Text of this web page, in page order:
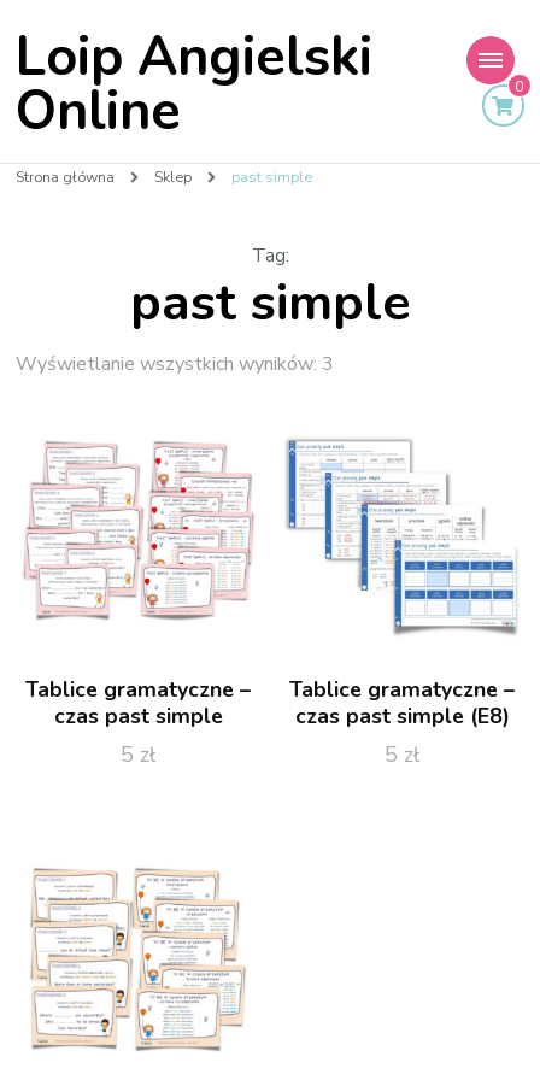
Loip Angielski
Online 0
Strona główna Sklep past simple
Tag:
past simple
Wyświetlanie wszystkich wyników: 3
Tablice gramatyczne –
czas past simple
5 zł
Tablice gramatyczne –
czas past simple (E8)
5 zł